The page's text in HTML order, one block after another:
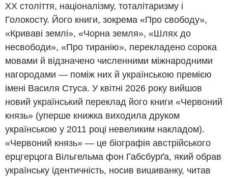
ХХ століття, націоналізму, тоталітаризму і
Голокосту. Його книги, зокрема «Про свободу»,
«Криваві землі», «Чорна земля», «Шлях до
несвободи», «Про тиранію», перекладено сорока
мовами й відзначено численними міжнародними
нагородами — поміж них й українською премією
імені Василя Стуса. У квітні 2026 року вийшов
новий український переклад його книги «Червоний
князь» (уперше книжка виходила друком
українською у 2011 році невеликим накладом).
«Червоний князь» — це біографія австрійського
ерцгерцога Вільгельма фон Габсбурґа, який обрав
українську ідентичність, носив вишиванку, читав